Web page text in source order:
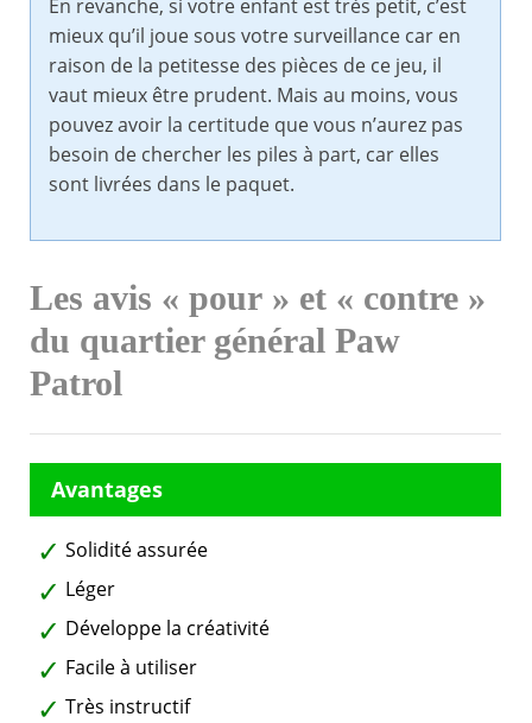
En revanche, si votre enfant est très petit, c’est
mieux qu’il joue sous votre surveillance car en
raison de la petitesse des pièces de ce jeu, il
vaut mieux être prudent. Mais au moins, vous
pouvez avoir la certitude que vous n’aurez pas
besoin de chercher les piles à part, car elles
sont livrées dans le paquet.
Les avis « pour » et « contre »
du quartier général Paw
Patrol
Solidité assurée
Léger
Développe la créativité
Facile à utiliser
Très instructif